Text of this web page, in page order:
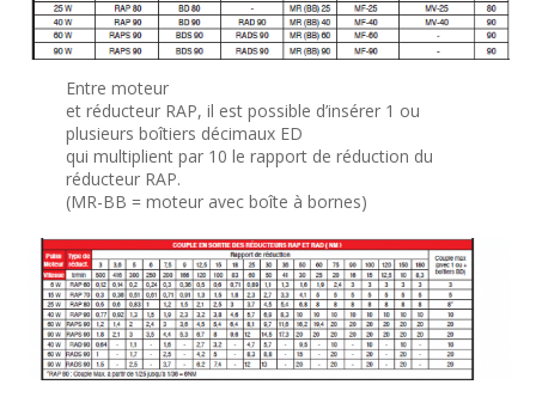
Entre moteur
et réducteur RAP, il est possible d’insérer 1 ou
plusieurs boîtiers décimaux ED
qui multiplient par 10 le rapport de réduction du
réducteur RAP.
(MR-BB = moteur avec boîte à bornes)